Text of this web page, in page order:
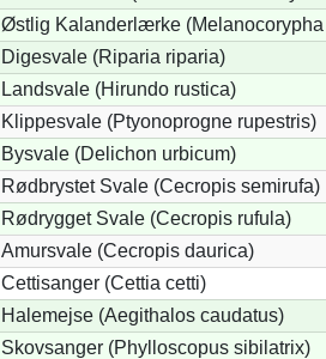
Østlig Kalanderlærke (Melanocorypha
Digesvale (Riparia riparia)
Landsvale (Hirundo rustica)
Klippesvale (Ptyonoprogne rupestris)
Bysvale (Delichon urbicum)
Rødbrystet Svale (Cecropis semirufa)
Rødrygget Svale (Cecropis rufula)
Amursvale (Cecropis daurica)
Cettisanger (Cettia cetti)
Halemejse (Aegithalos caudatus)
Skovsanger (Phylloscopus sibilatrix)